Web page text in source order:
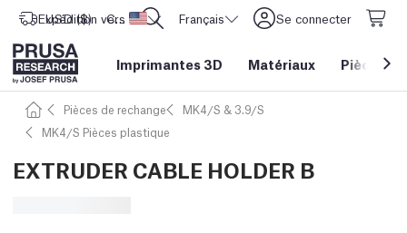
Expédition vers Etats-Unis d'Amérique
USD ($) CORE One L: Maintenant en stock ! Français Se connecter
Imprimantes 3D Matériaux Pièces&
Pièces de rechange
MK4/S & 3.9/S
MK4/S Pièces plastique
EXTRUDER CABLE HOLDER B